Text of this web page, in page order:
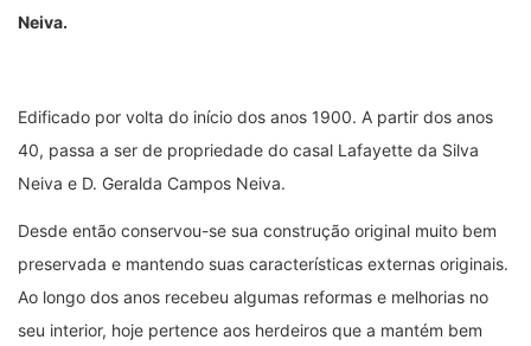
Neiva.
Edificado por volta do início dos anos 1900. A partir dos anos
40, passa a ser de propriedade do casal Lafayette da Silva
Neiva e D. Geralda Campos Neiva.
Desde então conservou-se sua construção original muito bem
preservada e mantendo suas características externas originais.
Ao longo dos anos recebeu algumas reformas e melhorias no
seu interior, hoje pertence aos herdeiros que a mantém bem